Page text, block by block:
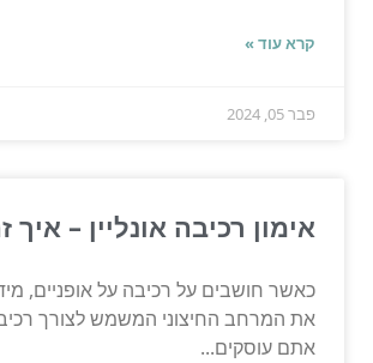
קרא עוד »
פבר 05, 2024
אימון רכיבה אונליין – איך
כאשר חושבים על רכיבה על אופניים,
את המרחב החיצוני המשמש לצורך
אתם עוסקים...